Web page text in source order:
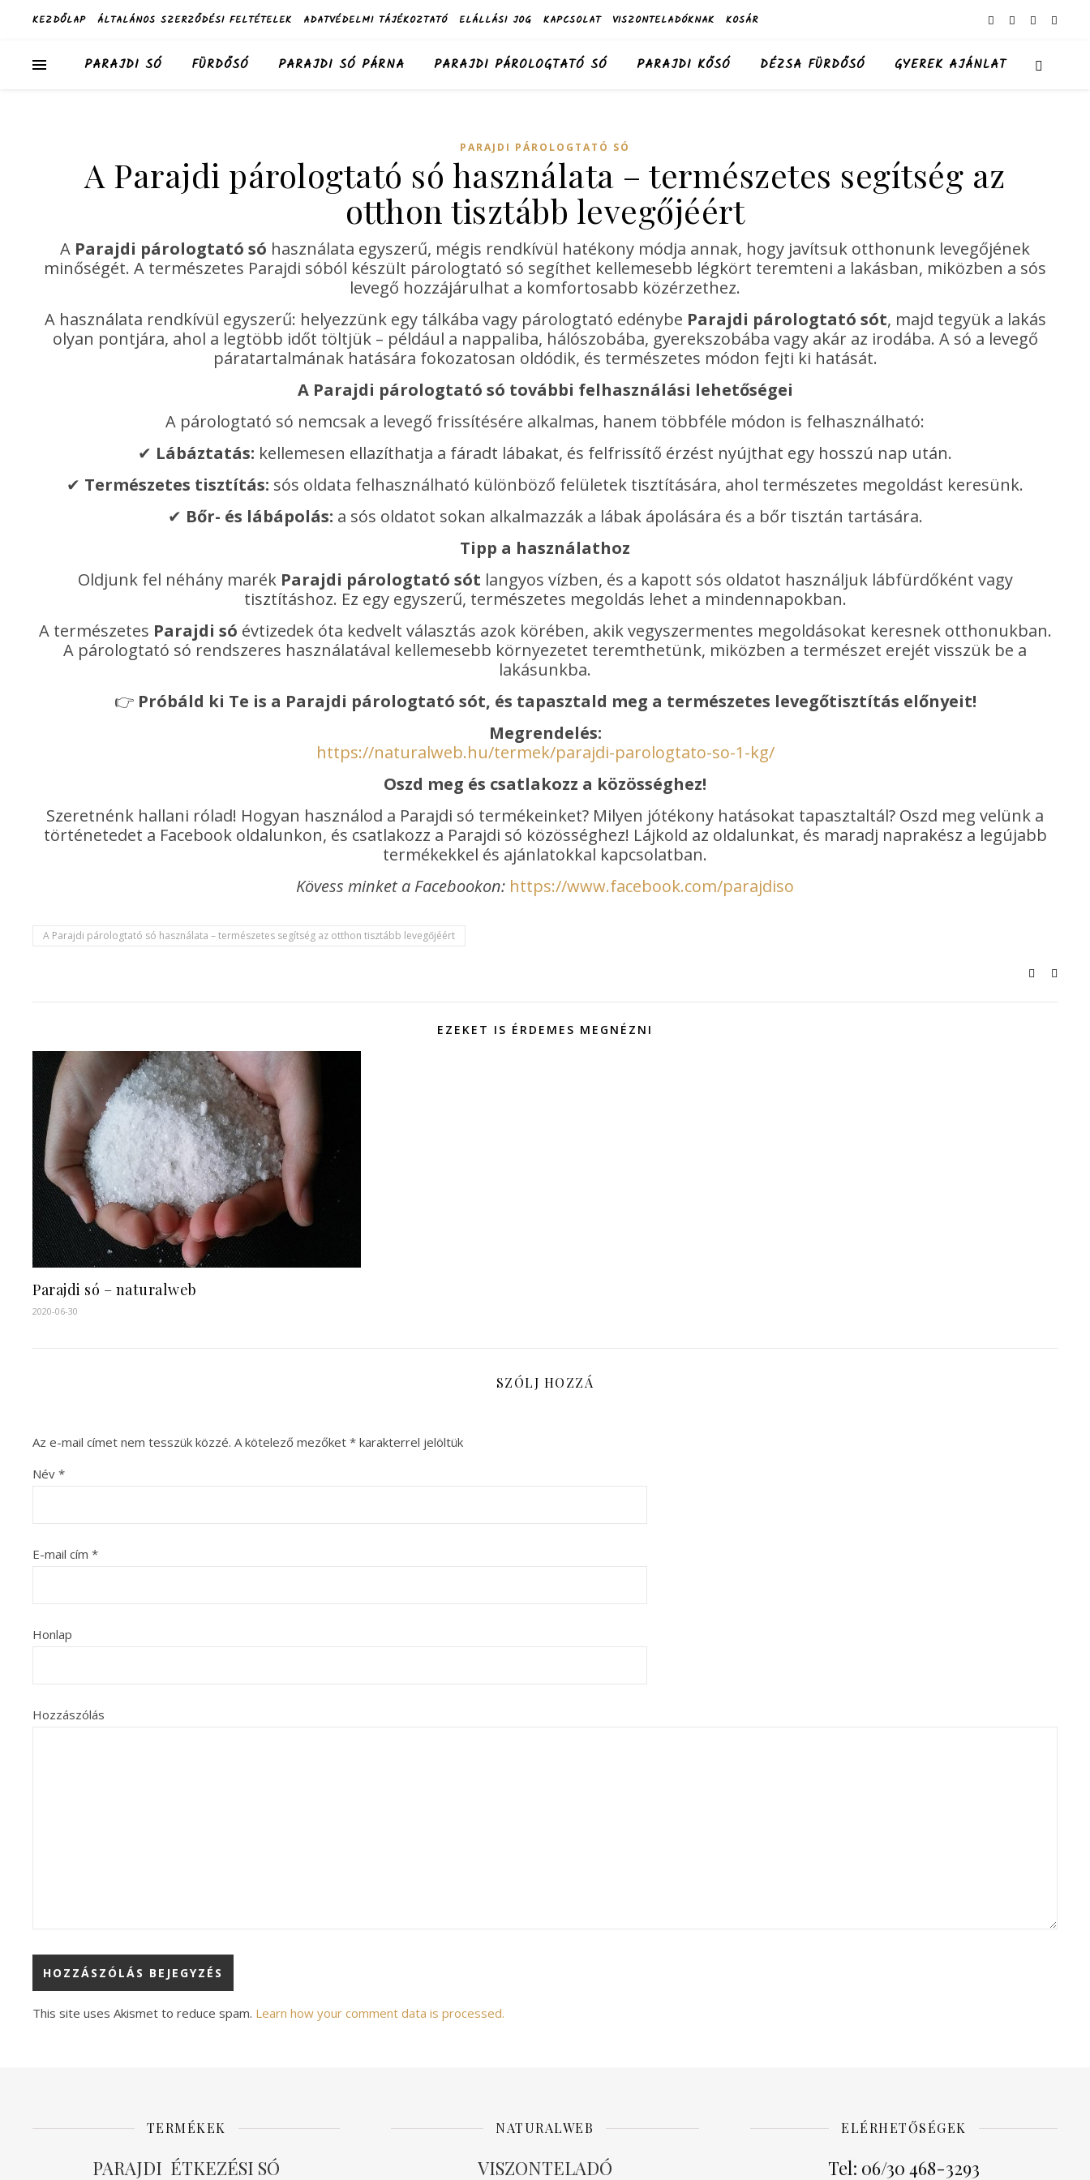
KEZDŐLAP ÁLTALÁNOS SZERZŐDÉSI FELTÉTELEK ADATVÉDELMI TÁJÉKOZTATÓ ELÁLLÁSI JOG KAPCSOLAT VISZONTELADÓKNAK KOSÁR
PARAJDI SÓ FÜRDŐSÓ PARAJDI SÓ PÁRNA PARAJDI PÁROLOGTATÓ SÓ PARAJDI KŐSÓ DÉZSA FÜRDŐSÓ GYEREK AJÁNLAT
PARAJDI PÁROLOGTATÓ SÓ
A Parajdi párologtató só használata – természetes segítség az
otthon tisztább levegőjéért
A Parajdi párologtató só használata egyszerű, mégis rendkívül hatékony módja annak, hogy javítsuk otthonunk levegőjének
minőségét. A természetes Parajdi sóból készült párologtató só segíthet kellemesebb légkört teremteni a lakásban, miközben a sós
levegő hozzájárulhat a komfortosabb közérzethez.
A használata rendkívül egyszerű: helyezzünk egy tálkába vagy párologtató edénybe Parajdi párologtató sót, majd tegyük a lakás
olyan pontjára, ahol a legtöbb időt töltjük – például a nappaliba, hálószobába, gyerekszobába vagy akár az irodába. A só a levegő
páratartalmának hatására fokozatosan oldódik, és természetes módon fejti ki hatását.
A Parajdi párologtató só további felhasználási lehetőségei
A párologtató só nemcsak a levegő frissítésére alkalmas, hanem többféle módon is felhasználható:
✔ Lábáztatás: kellemesen ellazíthatja a fáradt lábakat, és felfrissítő érzést nyújthat egy hosszú nap után.
✔ Természetes tisztítás: sós oldata felhasználható különböző felületek tisztítására, ahol természetes megoldást keresünk.
✔ Bőr- és lábápolás: a sós oldatot sokan alkalmazzák a lábak ápolására és a bőr tisztán tartására.
Tipp a használathoz
Oldjunk fel néhány marék Parajdi párologtató sót langyos vízben, és a kapott sós oldatot használjuk lábfürdőként vagy
tisztításhoz. Ez egy egyszerű, természetes megoldás lehet a mindennapokban.
A természetes Parajdi só évtizedek óta kedvelt választás azok körében, akik vegyszermentes megoldásokat keresnek otthonukban.
A párologtató só rendszeres használatával kellemesebb környezetet teremthetünk, miközben a természet erejét visszük be a
lakásunkba.
👉 Próbáld ki Te is a Parajdi párologtató sót, és tapasztald meg a természetes levegőtisztítás előnyeit!
Megrendelés:
https://naturalweb.hu/termek/parajdi-parologtato-so-1-kg/
Oszd meg és csatlakozz a közösséghez!
Szeretnénk hallani rólad! Hogyan használod a Parajdi só termékeinket? Milyen jótékony hatásokat tapasztaltál? Oszd meg velünk a
történetedet a Facebook oldalunkon, és csatlakozz a Parajdi só közösséghez! Lájkold az oldalunkat, és maradj naprakész a legújabb
termékekkel és ajánlatokkal kapcsolatban.
Kövess minket a Facebookon: https://www.facebook.com/parajdiso
A Parajdi párologtató só használata – természetes segítség az otthon tisztább levegőjéért
EZEKET IS ÉRDEMES MEGNÉZNI
Parajdi só – naturalweb
2020-06-30
SZÓLJ HOZZÁ
Az e-mail címet nem tesszük közzé. A kötelező mezőket * karakterrel jelöltük
Név *
E-mail cím *
Honlap
Hozzászólás
This site uses Akismet to reduce spam. Learn how your comment data is processed.
TERMÉKEK
PARAJDI ÉTKEZÉSI SÓ
NATURALWEB
VISZONTELADÓ
ELÉRHETŐSÉGEK
Tel: 06/30 468-3293